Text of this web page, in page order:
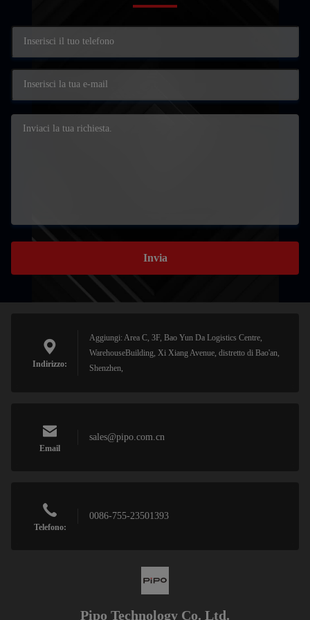
Invia
Indirizzo:
Aggiungi: Area C, 3F, Bao Yun Da Logistics Centre,
WarehouseBuilding, Xi Xiang Avenue, distretto di Bao'an,
Shenzhen,
Email
sales@pipo.com.cn
Telefono:
0086-755-23501393
Pipo Technology Co. Ltd.